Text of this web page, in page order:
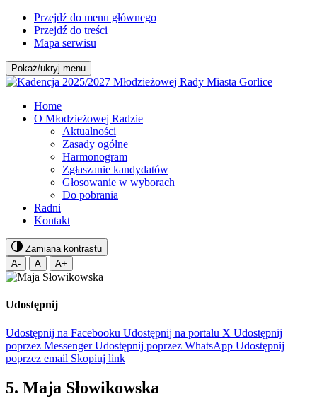
Przejdź do menu głównego
Przejdź do treści
Mapa serwisu
Pokaż/ukryj menu
Home
O Młodzieżowej Radzie
Aktualności
Zasady ogólne
Harmonogram
Zgłaszanie kandydatów
Głosowanie w wyborach
Do pobrania
Radni
Kontakt
Zamiana kontrastu
A-
A A+
Udostępnij
Udostępnij na Facebooku Udostępnij na portalu X Udostępnij
poprzez Messenger Udostępnij poprzez WhatsApp Udostępnij
poprzez email Skopiuj link
5. Maja Słowikowska